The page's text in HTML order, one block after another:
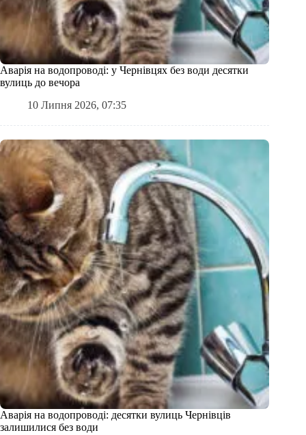
Аварія на водопроводі: у Чернівцях без води десятки
вулиць до вечора
10 Липня 2026, 07:35
Аварія на водопроводі: десятки вулиць Чернівців
залишилися без води